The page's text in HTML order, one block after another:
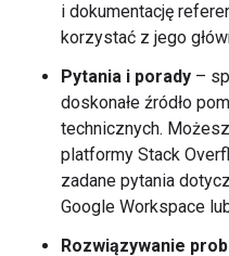
i dokumentację
korzystać z jego
Pytania i porady –
doskonałe źródło
technicznych.
platformy Stack
zadane pytania
Google Workspace
Rozwiązywanie